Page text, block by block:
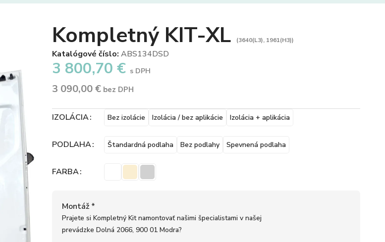
Kompletný KIT-XL (3640(L3), 1961(H3))
Katalógové číslo: ABS134DSD
3 800,70 € s DPH
3 090,00€bez DPH
IZOLÁCIA Bez izolácie Izolácia / bez aplikácie Izolácia + aplikácia
PODLAHA Štandardná podlaha Bez podlahy Spevnená podlaha
FARBA
Montáž *
Prajete si Kompletný Kit namontovať našimi špecialistami v našej
prevádzke Dolná 2066, 900 01 Modra?